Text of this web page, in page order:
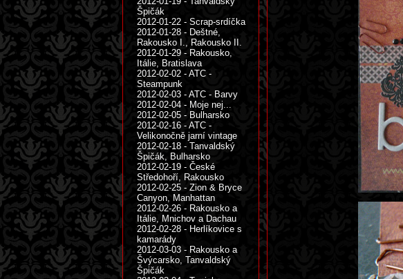
Špičák
2012-01-22 - Scrap-srdíčka
2012-01-28 - Deštné,
Rakousko I., Rakousko II.
2012-01-29 - Rakousko,
Itálie, Bratislava
2012-02-02 - ATC -
Steampunk
2012-02-03 - ATC - Barvy
2012-02-04 - Moje nej...
2012-02-05 - Bulharsko
2012-02-16 - ATC -
Velikonočně jarní vintage
2012-02-18 - Tanvaldský
Špičák, Bulharsko
2012-02-19 - České
Středohoří, Rakousko
2012-02-25 - Zion & Bryce
Canyon, Manhattan
2012-02-26 - Rakousko a
Itálie, Mnichov a Dachau
2012-02-28 - Herlíkovice s
kamarády
2012-03-03 - Rakousko a
Švýcarsko, Tanvaldský
Špičák